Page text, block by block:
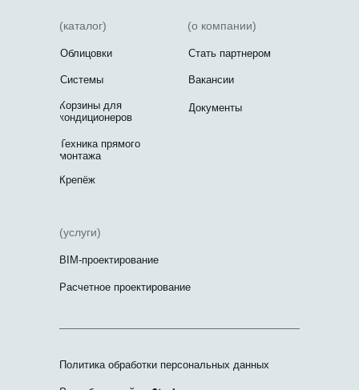
(каталог)
(услуги)
(о компании)
Облицовки
Системы
Корзины для
кондиционеров
BIM-проектирование
Расчетное проектирование
Стать партнером
Вакансии
Документы
Политика обработки персональных данных
Техника прямого
монтажа
Крепёж